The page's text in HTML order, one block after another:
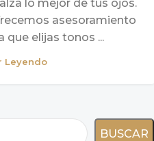
lo mejor de tus ojos.
asesoramiento
que elijas tonos ...
Leyendo
BUSCAR